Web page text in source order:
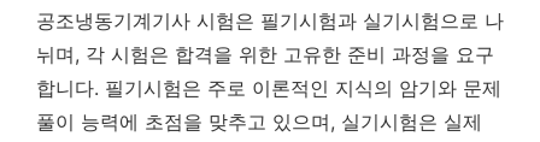
공조냉동기계기사 시험은 필기시험과 실기시험으로 나
뉘며, 각 시험은 합격을 위한 고유한 준비 과정을 요구
합니다. 필기시험은 주로 이론적인 지식의 암기와 문제
풀이 능력에 초점을 맞추고 있으며, 실기시험은 실제